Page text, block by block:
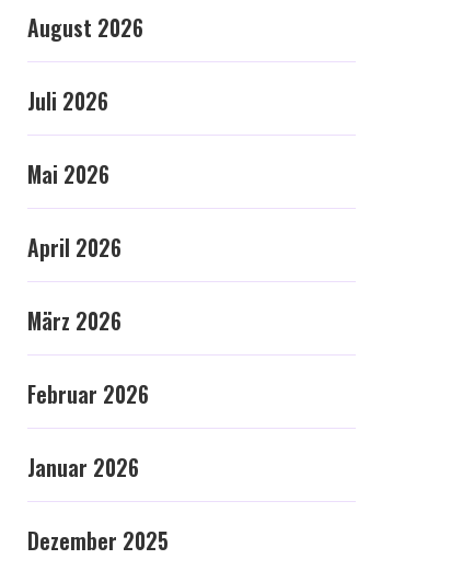
August 2026
Juli 2026
Mai 2026
April 2026
März 2026
Februar 2026
Januar 2026
Dezember 2025